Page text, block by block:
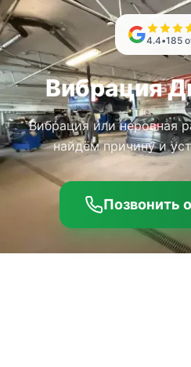
4.4•185
Вибрация
Вибрация или неровная
найдём причину и
Позвонить